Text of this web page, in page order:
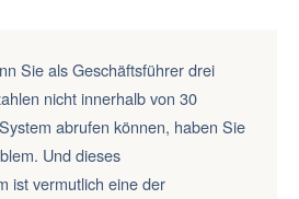
Sie als Geschäftsführer drei
nicht innerhalb von 30
abrufen können, haben Sie
Und dieses
ist vermutlich eine der